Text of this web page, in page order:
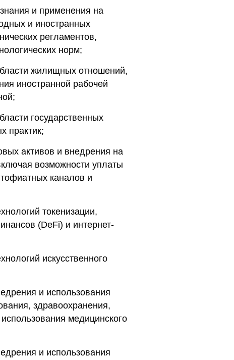
и применения на
и иностранных
регламентов,
норм;
жилищных отношений,
иностранной рабочей
государственных
практик;
активов и внедрения на
возможности уплаты
каналов и
токенизации,
(DeFi) и интернет-
искусственного
и использования
здравоохранения,
медицинского
и использования